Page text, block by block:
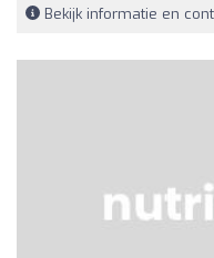
Bekijk informatie en